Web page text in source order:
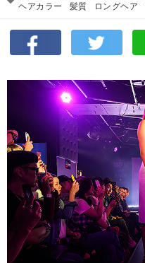
ヘアカラー
髪質 ロングヘア